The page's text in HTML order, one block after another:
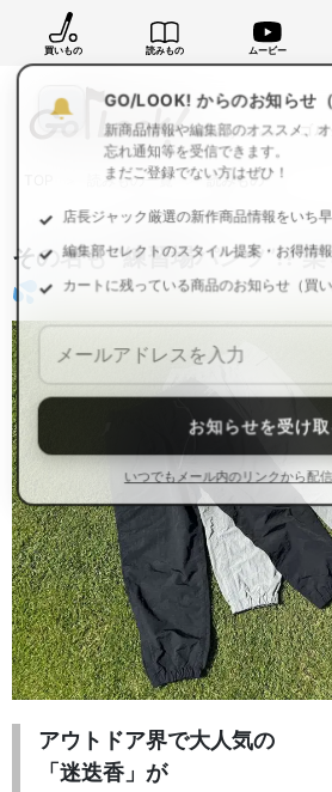
買いもの 読みもの ムービー
読みもの一覧 読みもの
その名も “練習場パンツ”!?
アウトドア界で大人気の
「迷迭香」が
GO/LOOK! からのお知らせ（
新商品情報や編集部のオススメ、
忘れ通知等を受信できます。
まだご登録でない方はぜひ！
店長ジャック厳選の新作商品情報をいち
編集部セレクトのスタイル提案・お得情
カートに残っている商品のお知らせ（買い
お知らせを受け
いつでもメール内のリンクから配